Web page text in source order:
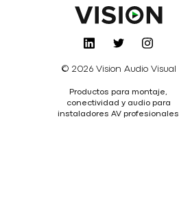
© 2026 Vision Audio Visual
Productos para montaje,
conectividad y audio para
instaladores AV profesionales